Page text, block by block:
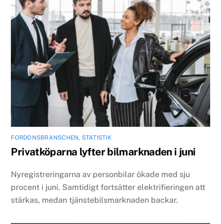
FORDONSBRANSCHEN, STATISTIK
Privatköparna lyfter bilmarknaden i juni
Nyregistreringarna av personbilar ökade med sju
procent i juni. Samtidigt fortsätter elektrifieringen att
stärkas, medan tjänstebilsmarknaden backar.